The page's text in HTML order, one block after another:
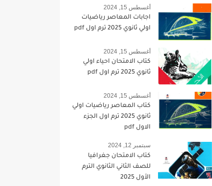
أغسطس 15, 2024
اجابات المعاصر رياضيات
اولي ثانوي 2025 ترم اول pdf
أغسطس 15, 2024
كتاب الامتحان احياء اولي
ثانوي 2025 ترم اول pdf
أغسطس 15, 2024
كتاب المعاصر رياضيات اولي
ثانوي 2025 ترم اول الجزء
الاول pdf
سبتمبر 12, 2024
كتاب الامتحان جغرافيا
للصف الثاني الثانوي الترم
الأول 2025